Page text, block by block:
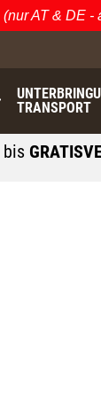
AT & DE -
TRANSPORT
bis